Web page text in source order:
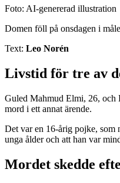
Foto: AI-genererad illustration
Domen föll på onsdagen i
Text: Leo Norén
Livstid för tre av
Guled Mahmud Elmi, 26, och
mord i ett annat ärende.
Det var en 16-årig pojke, som
unga ålder och att han var
Mordet skedde